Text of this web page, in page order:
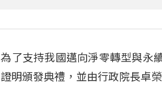
為了支持我國邁向淨零轉型與永
證明頒發典禮，並由行政院長卓